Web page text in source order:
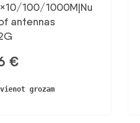
100/1000M|Nu
antennas
€
grozam